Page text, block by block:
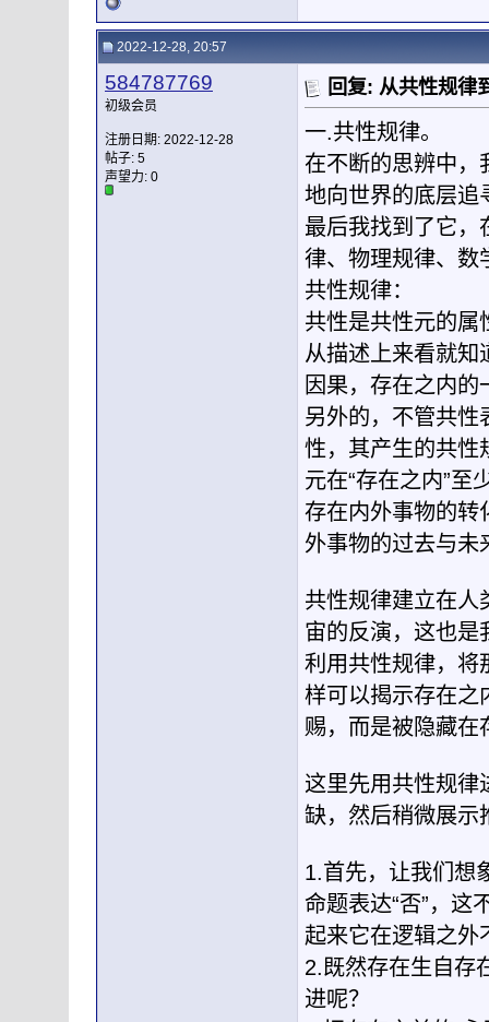
2022-12-28, 20:57
584787769
初级会员
注册日期: 2022-12-28
帖子: 5
声望力: 0
回复: 从共性规律
一.共性规律。
在不断的思辨中，
地向世界的底层追
最后我找到了它，
律、物理规律、数
共性规律：
共性是共性元的属
从描述上来看就知
因果，存在之内
另外的，不管共性
性，其产生的共性
元在“存在之内”至
存在内外事物的转
外事物的过去与未
共性规律建立在人
宙的反演，这也是
利用共性规律，将
样可以揭示存在之
赐，而是被隐藏在
这里先用共性规律
缺，然后稍微展示
1.首先，让我们想
命题表达“否”，这
起来它在逻辑之外
2.既然存在生自存
进呢？